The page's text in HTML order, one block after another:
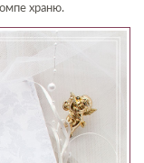
храню.